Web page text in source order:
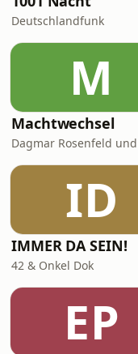
Deutschlandfunk
M
Machtwechsel
ID
IMMER DA SEIN!
42 & Onkel Dok
EP